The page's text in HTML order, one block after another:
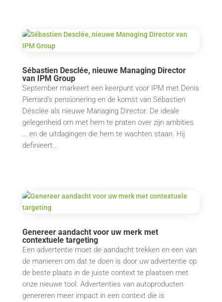
Sébastien Desclée, nieuwe Managing Director
van IPM Group
September markeert een keerpunt voor IPM met Denis
Pierrard’s pensionering en de komst van Sébastien
Désclée als nieuwe Managing Director. De ideale
gelegenheid om met hem te praten over zijn ambities
… en de uitdagingen die hem te wachten staan. Hij
definieert...
Genereer aandacht voor uw merk met
contextuele targeting
Een advertentie moet de aandacht trekken en een van
de manieren om dat te doen is door uw advertentie op
de beste plaats in de juiste context te plaatsen met
onze nieuwe tool. Advertenties van autoproducten
genereren meer impact in een context die is